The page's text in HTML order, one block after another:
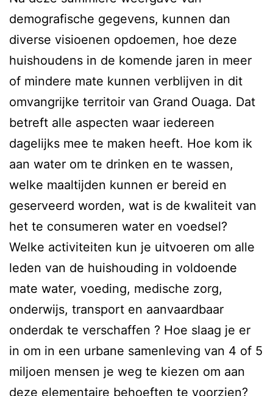
demografische gegevens, kunnen dan
diverse visioenen opdoemen, hoe deze
huishoudens in de komende jaren in meer
of mindere mate kunnen verblijven in dit
omvangrijke territoir van Grand Ouaga. Dat
betreft alle aspecten waar iedereen
dagelijks mee te maken heeft. Hoe kom ik
aan water om te drinken en te wassen,
welke maaltijden kunnen er bereid en
geserveerd worden, wat is de kwaliteit van
het te consumeren water en voedsel?
Welke activiteiten kun je uitvoeren om alle
leden van de huishouding in voldoende
mate water, voeding, medische zorg,
onderwijs, transport en aanvaardbaar
onderdak te verschaffen ? Hoe slaag je er
in om in een urbane samenleving van 4 of 5
miljoen mensen je weg te kiezen om aan
deze elementaire behoeften te voorzien?